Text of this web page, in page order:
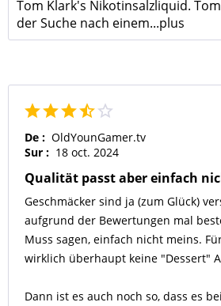
Tom Klark's Nikotinsalzliquid.
der Suche nach einem...plus
De : OldYounGamer.tv
Sur : 18 oct. 2024
Qualität passt aber einfach
Geschmäcker sind ja (zum Glück)
aufgrund der Bewertungen mal
Muss sagen, einfach nicht meins.
wirklich überhaupt keine "Dessert"
Dann ist es auch noch so, dass es